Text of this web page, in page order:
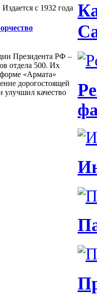
с 1932 года
Президента РФ –
отдела 500. Их
«Армата»
дорогостоящей
улучшил качество